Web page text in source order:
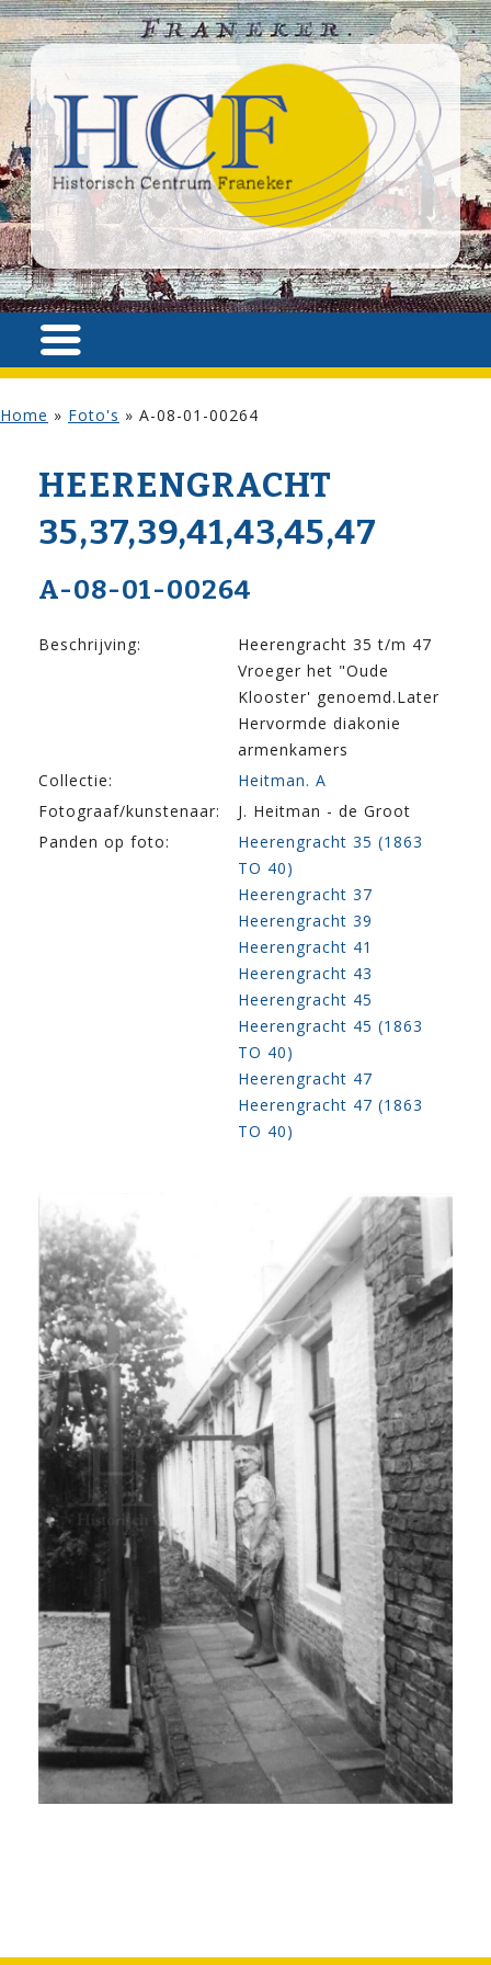
Home » Foto's » A-08-01-00264
HEERENGRACHT
35,37,39,41,43,45,47
A-08-01-00264
Beschrijving:
Heerengracht 35 t/m 47
Vroeger het "Oude
Klooster' genoemd.Later
Hervormde diakonie
armenkamers
Collectie:
Heitman. A
Fotograaf/kunstenaar:
J. Heitman - de Groot
Panden op foto:
Heerengracht 35 (1863
TO 40)
Heerengracht 37
Heerengracht 39
Heerengracht 41
Heerengracht 43
Heerengracht 45
Heerengracht 45 (1863
TO 40)
Heerengracht 47
Heerengracht 47 (1863
TO 40)